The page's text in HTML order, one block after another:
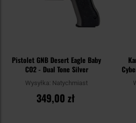
Pistolet GNB Desert Eagle Baby
CO2 - Dual Tone Silver
Wysyłka: Natychmiast
349,00 zł